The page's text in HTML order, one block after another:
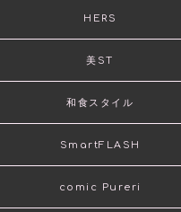
HERS
美ST
和食スタイル
SmartFLASH
comic Pureri